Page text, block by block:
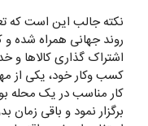
نکته جالب این است که
روند جهانی همراه شده و
اشتراک گذاری کالاها و
کسب وکار خود، یکی از
کار مناسب در یک محله
برگزار نمود و باقی زمان